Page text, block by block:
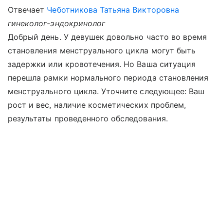
Отвечает Чеботникова Татьяна Викторовна
гинеколог-эндокринолог
Добрый день. У девушек довольно часто во время
становления менструального цикла могут быть
задержки или кровотечения. Но Ваша ситуация
перешла рамки нормального периода становления
менструального цикла. Уточните следующее: Ваш
рост и вес, наличие косметических проблем,
результаты проведенного обследования.